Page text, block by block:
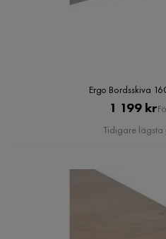
Ergo Bordsskiva
1 199 kr
Tidigare lägsta